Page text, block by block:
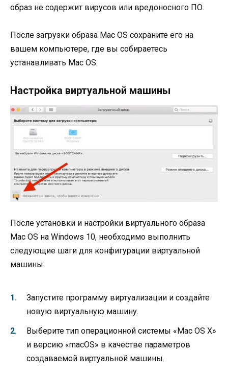
образ не содержит вирусов или вредоносного ПО.
После загрузки образа Mac OS сохраните его на
вашем компьютере, где вы собираетесь
устанавливать Mac OS.
Настройка виртуальной машины
После установки и настройки виртуального образа
Mac OS на Windows 10, необходимо выполнить
следующие шаги для конфигурации виртуальной
машины:
Запустите программу виртуализации и создайте
новую виртуальную машину.
Выберите тип операционной системы «Mac OS X»
и версию «macOS» в качестве параметров
создаваемой виртуальной машины.